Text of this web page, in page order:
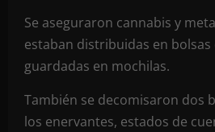
Se aseguraron cannabis y
estaban distribuidas en bolsas
guardadas en mochilas.
También se decomisaron dos
los enervantes, estados de